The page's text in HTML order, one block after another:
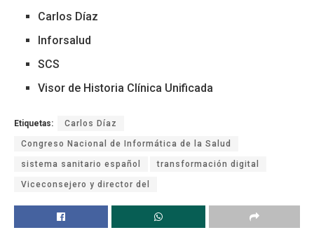
Carlos Díaz
Inforsalud
SCS
Visor de Historia Clínica Unificada
Etiquetas: Carlos Díaz
Congreso Nacional de Informática de la Salud
sistema sanitario español transformación digital
Viceconsejero y director del